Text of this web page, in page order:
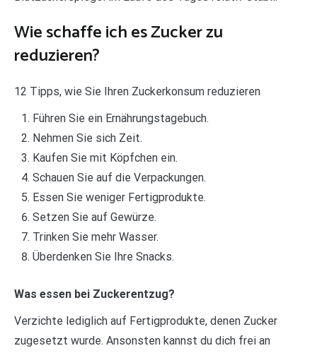
Wie schaffe ich es Zucker zu
reduzieren?
12 Tipps, wie Sie Ihren Zuckerkonsum reduzieren
Führen Sie ein Ernährungstagebuch.
Nehmen Sie sich Zeit.
Kaufen Sie mit Köpfchen ein.
Schauen Sie auf die Verpackungen.
Essen Sie weniger Fertigprodukte.
Setzen Sie auf Gewürze.
Trinken Sie mehr Wasser.
Überdenken Sie Ihre Snacks.
Was essen bei Zuckerentzug?
Verzichte lediglich auf Fertigprodukte, denen Zucker
zugesetzt wurde. Ansonsten kannst du dich frei an